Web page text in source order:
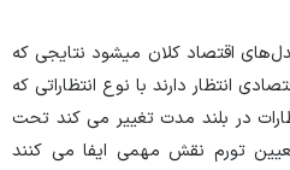
اقتصاد کلان میشود نتایجی که
انتظار دارند با نوع انتظاراتی که
در بلند مدت تغییر می کند تحت
تعیین تورم نقش مهمی ایفا می کنند